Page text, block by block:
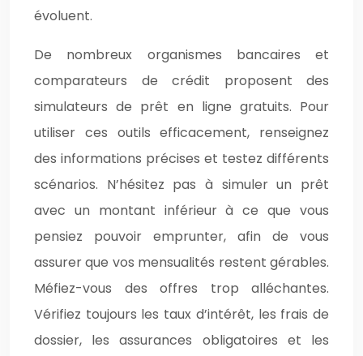
évoluent.
De nombreux organismes bancaires et
comparateurs de crédit proposent des
simulateurs de prêt en ligne gratuits. Pour
utiliser ces outils efficacement, renseignez
des informations précises et testez différents
scénarios. N’hésitez pas à simuler un prêt
avec un montant inférieur à ce que vous
pensiez pouvoir emprunter, afin de vous
assurer que vos mensualités restent gérables.
Méfiez-vous des offres trop alléchantes.
Vérifiez toujours les taux d’intérêt, les frais de
dossier, les assurances obligatoires et les